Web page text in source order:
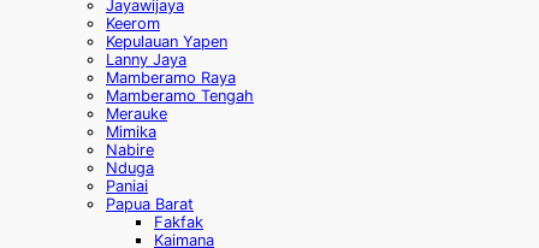
Jayawijaya
Keerom
Kepulauan Yapen
Lanny Jaya
Mamberamo Raya
Mamberamo Tengah
Merauke
Mimika
Nabire
Nduga
Paniai
Papua Barat
Fakfak
Kaimana